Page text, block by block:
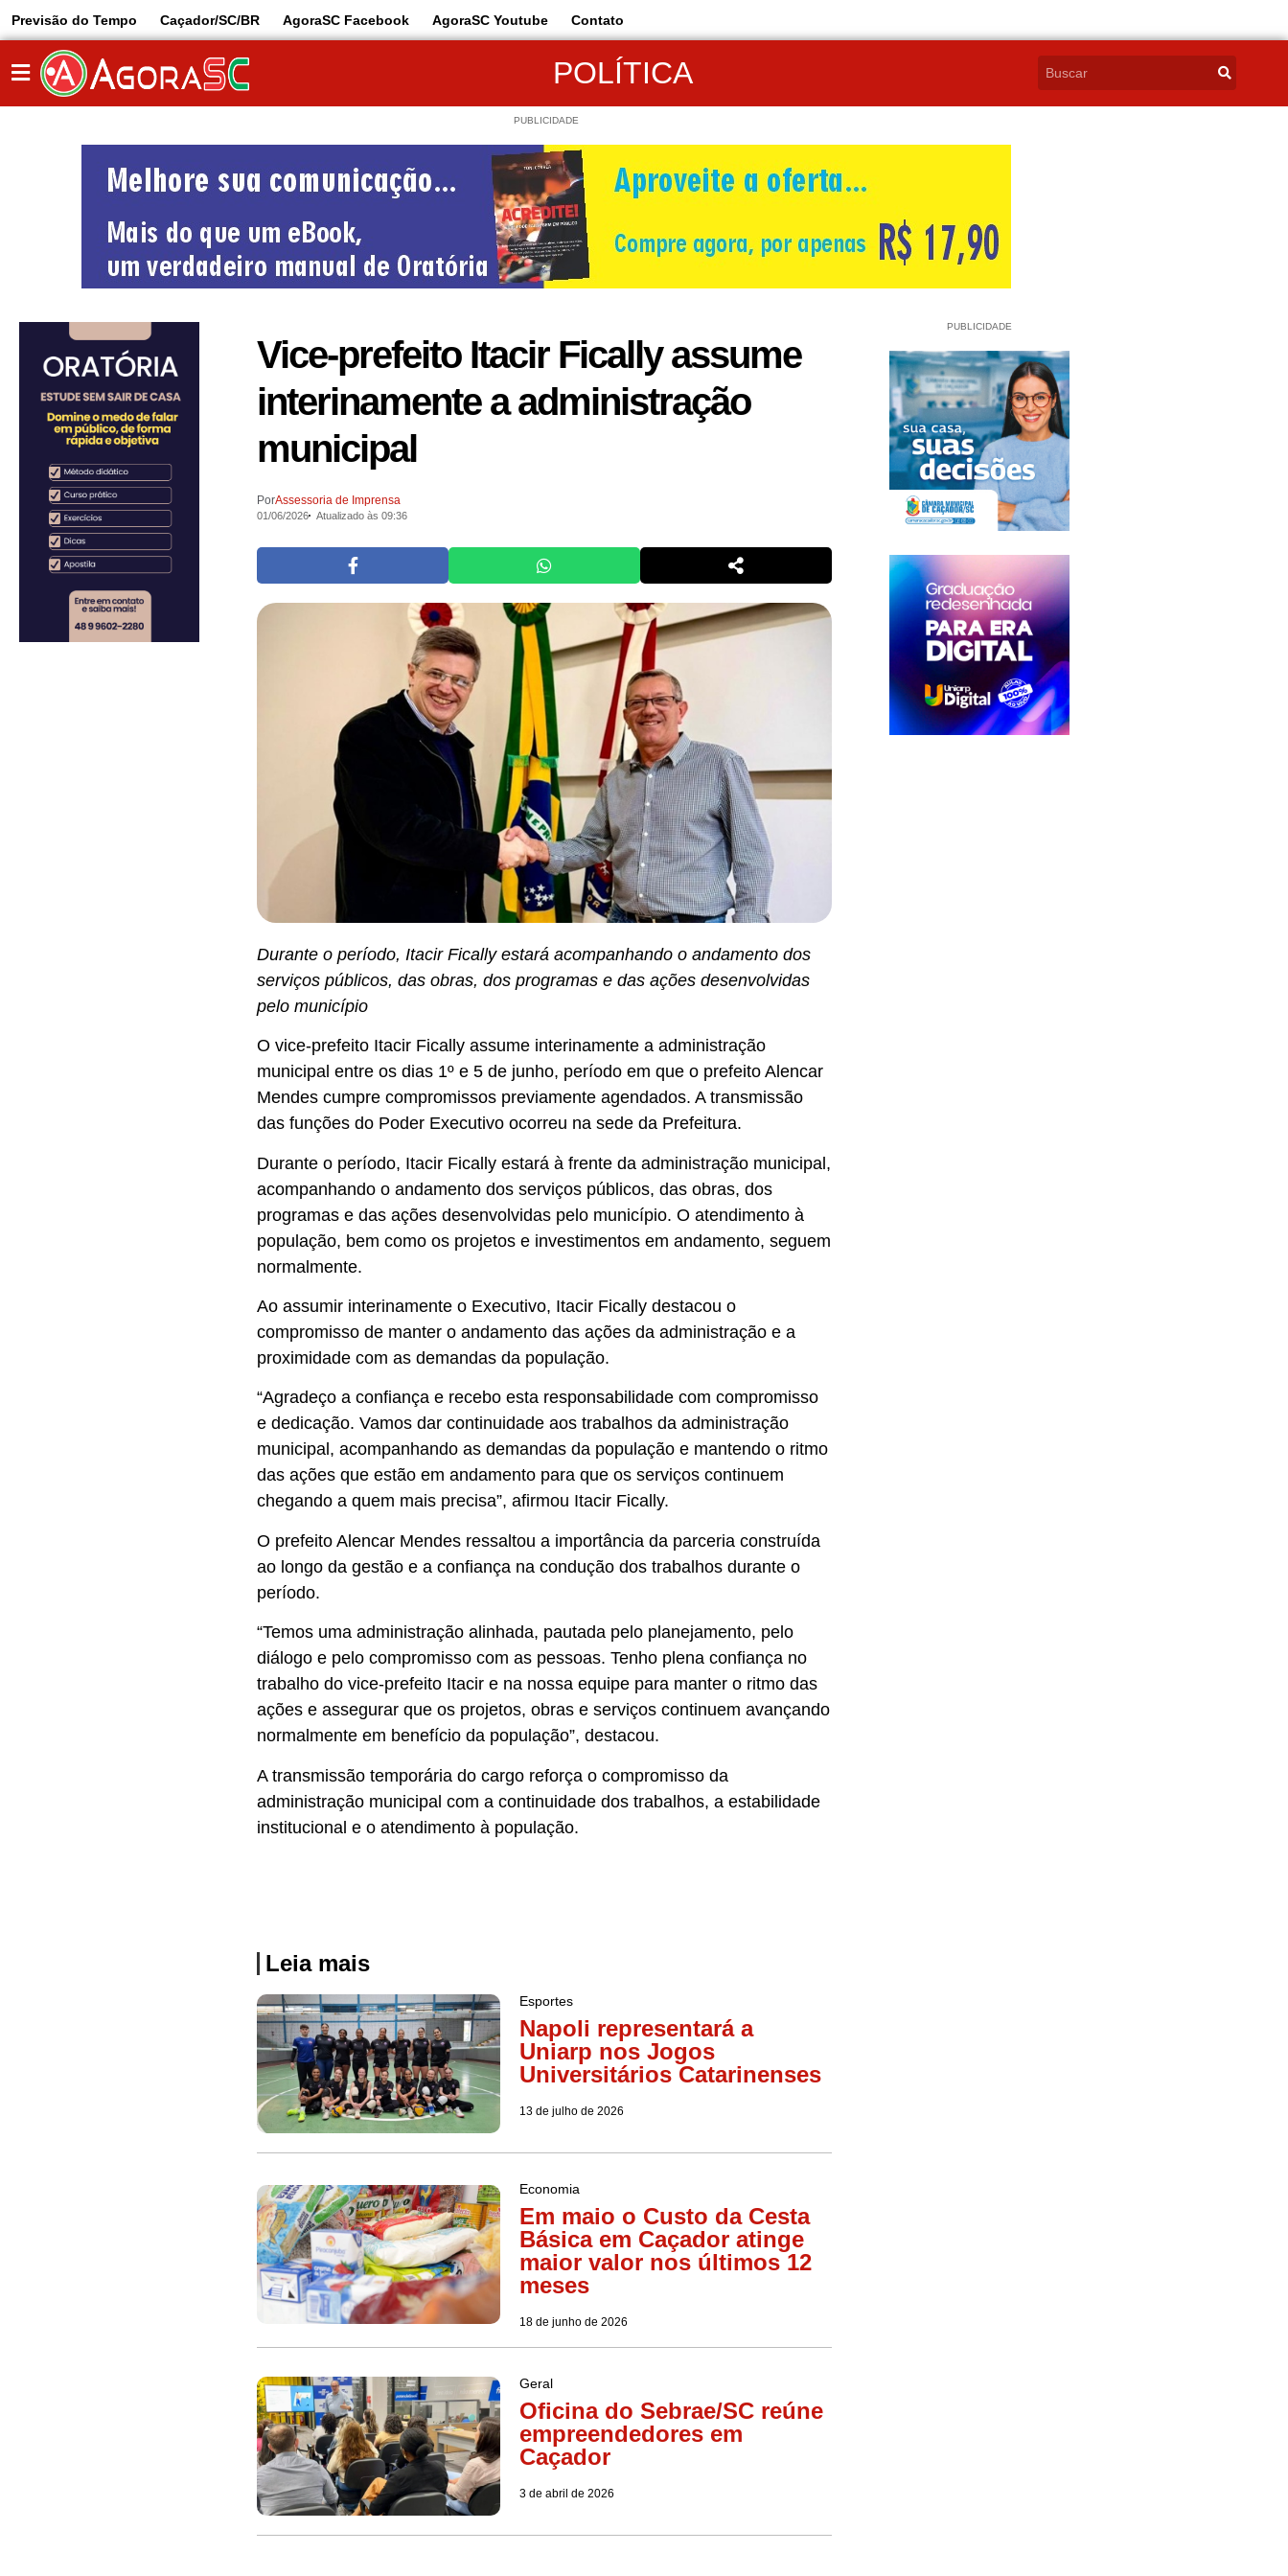
Previsão do Tempo Caçador/SC/BR AgoraSC Facebook AgoraSC Youtube Contato
POLÍTICA
PUBLICIDADE
Vice-prefeito Itacir Fically assume
interinamente a administração
municipal
PorAssessoria de Imprensa
01/06/2026 Atualizado às 09:36
Durante o período, Itacir Fically estará acompanhando o andamento dos
serviços públicos, das obras, dos programas e das ações desenvolvidas
pelo município
O vice-prefeito Itacir Fically assume interinamente a administração
municipal entre os dias 1º e 5 de junho, período em que o prefeito Alencar
Mendes cumpre compromissos previamente agendados. A transmissão
das funções do Poder Executivo ocorreu na sede da Prefeitura.
Durante o período, Itacir Fically estará à frente da administração municipal,
acompanhando o andamento dos serviços públicos, das obras, dos
programas e das ações desenvolvidas pelo município. O atendimento à
população, bem como os projetos e investimentos em andamento, seguem
normalmente.
Ao assumir interinamente o Executivo, Itacir Fically destacou o
compromisso de manter o andamento das ações da administração e a
proximidade com as demandas da população.
“Agradeço a confiança e recebo esta responsabilidade com compromisso
e dedicação. Vamos dar continuidade aos trabalhos da administração
municipal, acompanhando as demandas da população e mantendo o ritmo
das ações que estão em andamento para que os serviços continuem
chegando a quem mais precisa”, afirmou Itacir Fically.
O prefeito Alencar Mendes ressaltou a importância da parceria construída
ao longo da gestão e a confiança na condução dos trabalhos durante o
período.
“Temos uma administração alinhada, pautada pelo planejamento, pelo
diálogo e pelo compromisso com as pessoas. Tenho plena confiança no
trabalho do vice-prefeito Itacir e na nossa equipe para manter o ritmo das
ações e assegurar que os projetos, obras e serviços continuem avançando
normalmente em benefício da população”, destacou.
A transmissão temporária do cargo reforça o compromisso da
administração municipal com a continuidade dos trabalhos, a estabilidade
institucional e o atendimento à população.
Leia mais
Esportes
Napoli representará a
Uniarp nos Jogos
Universitários Catarinenses
13 de julho de 2026
Economia
Em maio o Custo da Cesta
Básica em Caçador atinge
maior valor nos últimos 12
meses
18 de junho de 2026
Geral
Oficina do Sebrae/SC reúne
empreendedores em
Caçador
3 de abril de 2026
PUBLICIDADE